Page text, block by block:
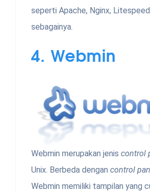
seperti Apache, Nginx,
sebagainya.
4. Webmin
Webmin merupakan jenis control
Unix. Berbeda dengan control
Webmin memiliki tampilan yang